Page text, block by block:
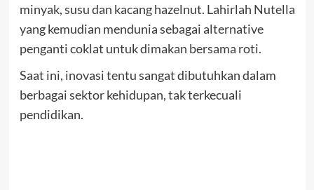
minyak, susu dan kacang hazelnut. Lahirlah Nutella
yang kemudian mendunia sebagai alternative
penganti coklat untuk dimakan bersama roti.
Saat ini, inovasi tentu sangat dibutuhkan dalam
berbagai sektor kehidupan, tak terkecuali
pendidikan.